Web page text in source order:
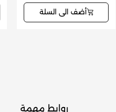
أضف الى السلة
روابط مهمة